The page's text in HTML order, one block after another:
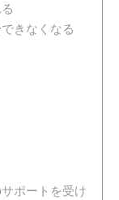
きなくなる
ポートを受け